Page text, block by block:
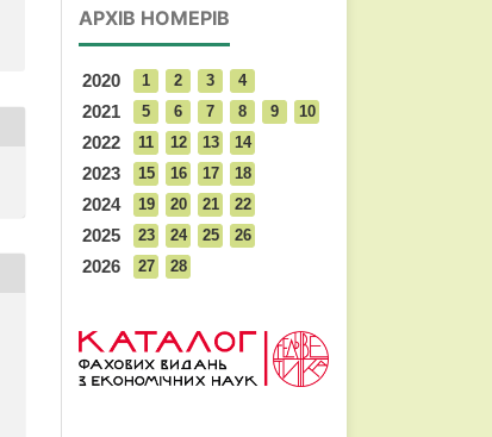
АРХІВ НОМЕРІВ
2020 1 2 3 4
2021 5 6 7 8 9 10
2022 11 12 13 14
2023 15 16 17 18
2024 19 20 21 22
2025 23 24 25 26
2026 27 28